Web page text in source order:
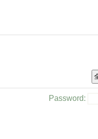
Password: